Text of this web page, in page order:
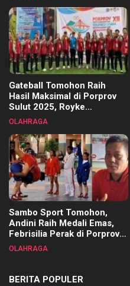
Gateball Tomohon Raih
Hasil Maksimal di Porprov
Sulut 2025, Royke
Tangkawarouw Ucapkan
OLAHRAGA
Sambo Sport Tomohon,
Andini Raih Medali Emas,
Febrisilia Perak di Porprov
Sulut 2025
OLAHRAGA
BERITA POPULER